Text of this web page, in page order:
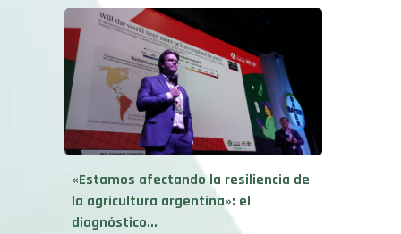
«Estamos afectando la resiliencia de
la agricultura argentina»: el
diagnóstico...